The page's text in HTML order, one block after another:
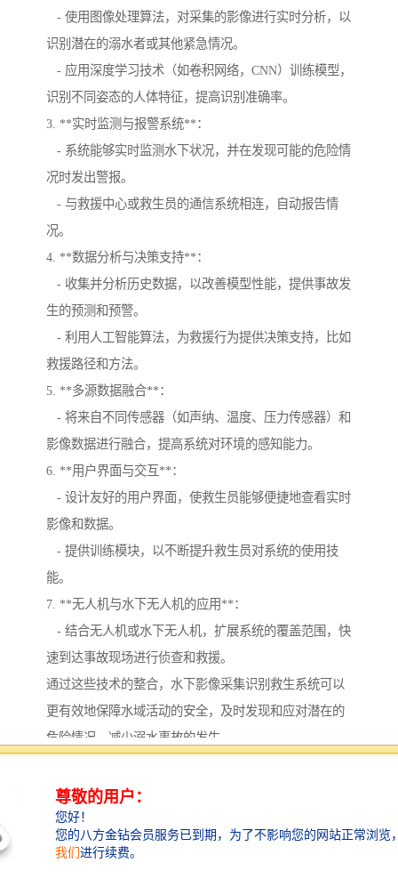
- 使用图像处理算法，对采集的影像进行实时分析，以
识别潜在的溺水者或其他紧急情况。
- 应用深度学习技术（如卷积网络，CNN）训练模型，
识别不同姿态的人体特征，提高识别准确率。
3. **实时监测与报警系统**：
- 系统能够实时监测水下状况，并在发现可能的危险情
况时发出警报。
- 与救援中心或救生员的通信系统相连，自动报告情
况。
4. **数据分析与决策支持**：
- 收集并分析历史数据，以改善模型性能，提供事故发
生的预测和预警。
- 利用人工智能算法，为救援行为提供决策支持，比如
救援路径和方法。
5. **多源数据融合**：
- 将来自不同传感器（如声纳、温度、压力传感器）和
影像数据进行融合，提高系统对环境的感知能力。
6. **用户界面与交互**：
- 设计友好的用户界面，使救生员能够便捷地查看实时
影像和数据。
- 提供训练模块，以不断提升救生员对系统的使用技
能。
7. **无人机与水下无人机的应用**：
- 结合无人机或水下无人机，扩展系统的覆盖范围，快
速到达事故现场进行侦查和救援。
通过这些技术的整合，水下影像采集识别救生系统可以
更有效地保障水域活动的安全，及时发现和应对潜在的
危险情况，减少溺水事故的发生。
1. **图像采集**：通过传感器（如CCD、CMOS等）采
集不同类型的图像（如照片、视频等），并将其转化为
数字信号。